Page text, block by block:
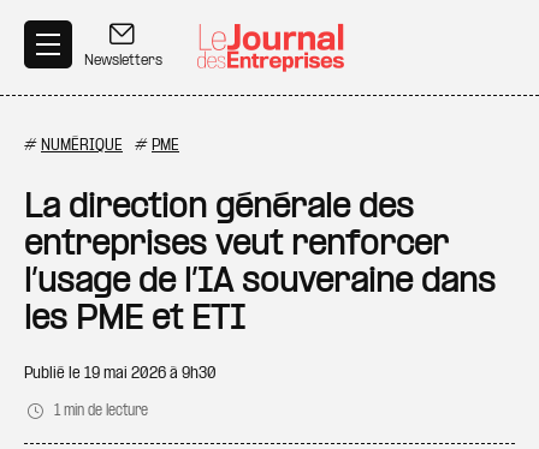
Newsletters
# NUMÉRIQUE # PME
La direction générale des
entreprises veut renforcer
l’usage de l’IA souveraine dans
les PME et ETI
Publié le 19 mai 2026 à 9h30
1 min de lecture